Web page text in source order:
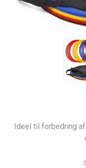
Ideel til forbedring